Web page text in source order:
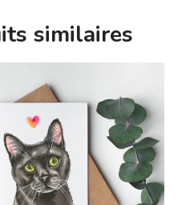
similaires